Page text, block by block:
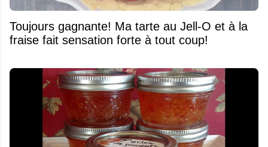
Toujours gagnante! Ma tarte au Jell-O et à la
fraise fait sensation forte à tout coup!